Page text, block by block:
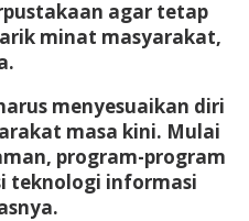
agar tetap
minat masyarakat,
menyesuaikan diri
masa kini. Mulai
program-program
teknologi informasi